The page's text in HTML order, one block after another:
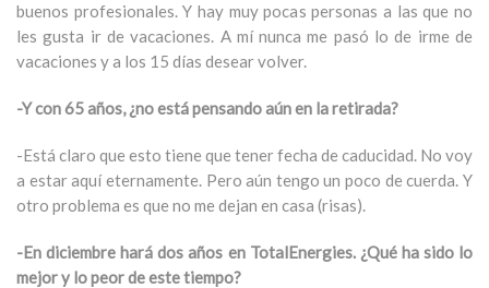
buenos profesionales. Y hay muy pocas personas a las que no
les gusta ir de vacaciones. A mí nunca me pasó lo de irme de
vacaciones y a los 15 días desear volver.
-Y con 65 años, ¿no está pensando aún en la retirada?
-Está claro que esto tiene que tener fecha de caducidad. No voy
a estar aquí eternamente. Pero aún tengo un poco de cuerda. Y
otro problema es que no me dejan en casa (risas).
-En diciembre hará dos años en TotalEnergies. ¿Qué ha sido lo
mejor y lo peor de este tiempo?